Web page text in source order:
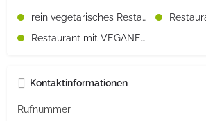
rein vegetarisches Restaurant
Restaurant mit VEGANEN Speisen
Kontaktinformationen
Rufnummer